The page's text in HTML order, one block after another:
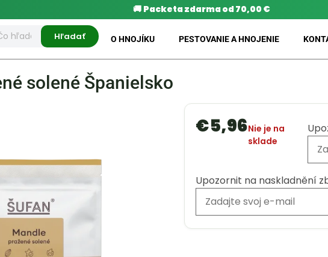
🚚 Packeta zdarma od 70,00 €
Hľadať O HNOJÍKU PESTOVANIE A HNOJENIE
solené Španielsko
€5,96Nie je na
sklade
Upozornit na naskladnění